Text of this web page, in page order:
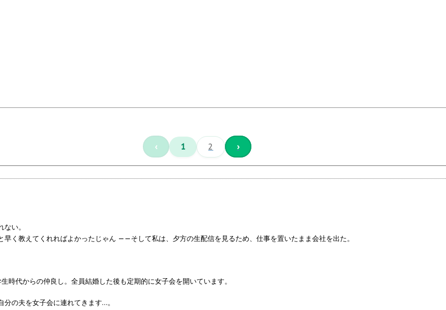
‹ 1 2 ›
い。
早く教えてくれればよかったじゃん ——そして私は、夕方の生配信を見るため、仕事を置いたまま会社を出た。
時代からの仲良し。全員結婚した後も定期的に女子会を開いています。
の夫を女子会に連れてきます…。